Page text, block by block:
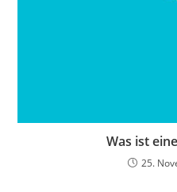
Was ist
25.